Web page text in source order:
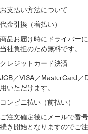
お支払い方法について
代金引換（着払い）
商品お届け時にドライバー
当社負担のため無料です。
クレジットカード決済
JCB／VISA／MasterCard／
用いただけます。
コンビニ払い（前払い）
ご注文確定後にメールで番
続き開始となりますのでご